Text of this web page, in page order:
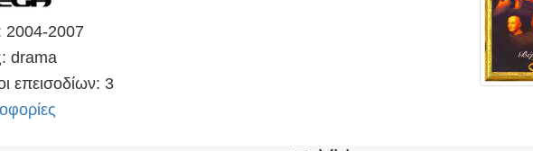
2004-2007
drama
επεισοδίων: 3